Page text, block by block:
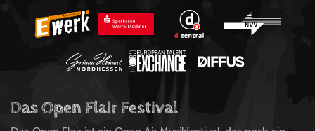
Das Open Flair Festival